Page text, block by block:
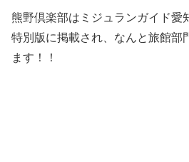
熊野倶楽部はミジュランガイド愛
特別版に掲載され、なんと旅館部
ます！！